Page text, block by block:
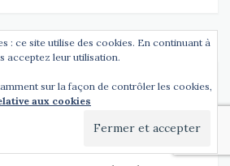
à Entendre
: ce site utilise des cookies. En continuant à
acceptez leur utilisation.
sur la façon de contrôler les cookies,
aux cookies